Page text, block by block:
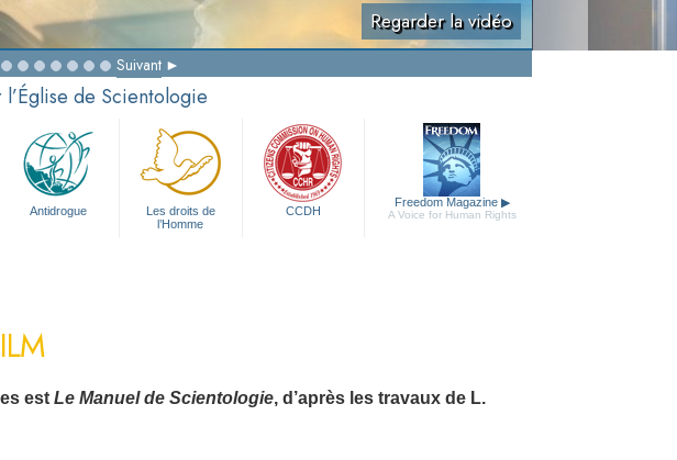
Regarder la vidéo
Suivant
de Scientologie
Antidrogue
Les droits de
l’Homme
CCDH
Freedom Magazine ▶
A Voice for Human Rights
est Le Manuel de Scientologie, d’après les travaux de L.